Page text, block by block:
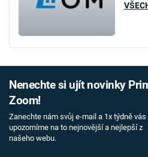
Nenechte si ujít novinky
Zoom!
Zanechte nám svůj e-mail a 1x týdně vás
upozorníme na to nejnovější a nejlepší z
našeho webu.